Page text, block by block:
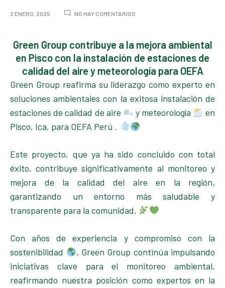
2 ENERO, 2025 NO HAY COMENTARIOS
CALIDAD
DEL
AIRE:
GREEN
GROUP
INSTALA
ESTACIONES
DE
MONITOREO
PARA
Green Group contribuye a la mejora ambiental
en Pisco con la instalación de estaciones de
calidad del aire y meteorología para OEFA
Green Group reafirma su liderazgo como experto en
soluciones ambientales con la exitosa instalación de
estaciones de calidad de aire
y meteorología
en
Pisco, Ica, para OEFA Perú .
Este proyecto, que ya ha sido concluido con total
éxito, contribuye significativamente al monitoreo y
mejora de la calidad del aire en la región,
garantizando un entorno más saludable y
transparente para la comunidad.
Con años de experiencia y compromiso con la
sostenibilidad
, Green Group continúa impulsando
iniciativas clave para el monitoreo ambiental,
reafirmando nuestra posición como expertos en la